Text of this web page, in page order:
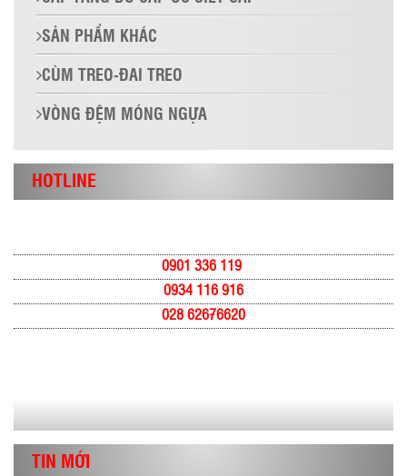
SẢN PHẨM KHÁC
CÙM TREO-ĐAI TREO
VÒNG ĐỆM MÓNG NGỰA
HOTLINE
0901 336 119
0934 116 916
028 62676620
TIN MỚI